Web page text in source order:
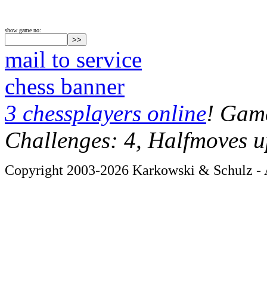
show game no:
mail to service
chess banner
3 chessplayers online!
Challenges: 4, Halfmoves
Copyright 2003-2026 Karkowski & Schulz